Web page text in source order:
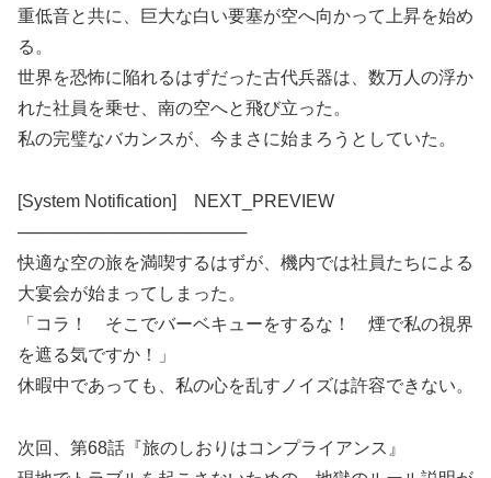
重低音と共に、巨大な白い要塞が空へ向かって上昇を始め
る。
世界を恐怖に陥れるはずだった古代兵器は、数万人の浮か
れた社員を乗せ、南の空へと飛び立った。
私の完璧なバカンスが、今まさに始まろうとしていた。
[System Notification] NEXT_PREVIEW
───────────────────
快適な空の旅を満喫するはずが、機内では社員たちによる
大宴会が始まってしまった。
「コラ！ そこでバーベキューをするな！ 煙で私の視界
を遮る気ですか！」
休暇中であっても、私の心を乱すノイズは許容できない。
次回、第68話『旅のしおりはコンプライアンス』